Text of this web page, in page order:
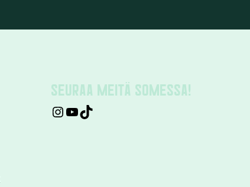
SEURAA MEITÄ SOMESSA!